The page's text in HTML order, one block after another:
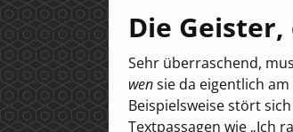
Die
Sehr überraschend,
wensie da eigentlich
Beispielsweise stört
Textpassagen wie „Ich